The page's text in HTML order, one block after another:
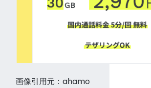
画像引用元：ahamo